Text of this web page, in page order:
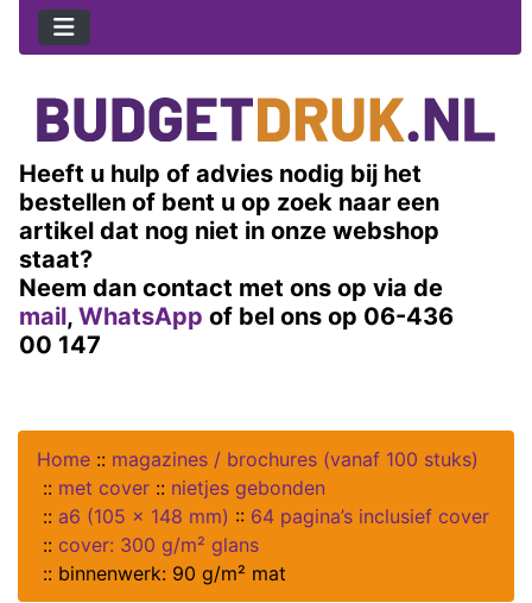
Heeft u hulp of advies nodig bij het
bestellen of bent u op zoek naar een
artikel dat nog niet in onze webshop
staat?
Neem dan contact met ons op via de
mail, WhatsApp of bel ons op 06-436
00 147
Home :: magazines / brochures (vanaf 100 stuks)
:: met cover :: nietjes gebonden
:: a6 (105 x 148 mm) :: 64 pagina’s inclusief cover
:: cover: 300 g/m² glans
:: binnenwerk: 90 g/m² mat